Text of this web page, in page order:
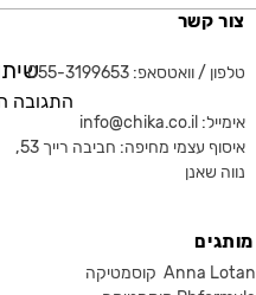
התגובה
צור קשר
טלפון / וואטסאפ: 055-3199653
אימייל: info@chika.co.il
איסוף עצמי מחיפה: חביבה רייך 53,
נווה שאנן
מותגים
קוסמטיקה Anna Lotan